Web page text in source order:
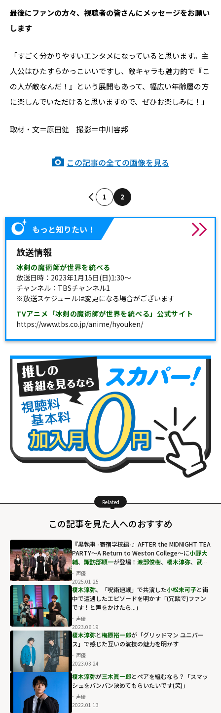
――最後にファンの方々、視聴者の皆さんにメッセージをお願い
します
「すごく分かりやすいエンタメになっていると思います。主
人公はひたすらかっこいいですし、敵キャラも魅力的で『こ
の人が敵なんだ！』という展開もあって、幅広い年齢層の方
に楽しんでいただけると思いますので、ぜひお楽しみに！」
取材・文＝原田健 撮影＝中川容邦
この記事の全ての画像を見る
1 2
もっと知りたい！
放送情報
冰剣の魔術師が世界を統べる
放送日時：2023年1月15日(日)1:30～
チャンネル：TBSチャンネル1
※放送スケジュールは変更になる場合がございます
TVアニメ「冰剣の魔術師が世界を統べる」公式サイト
https://www.tbs.co.jp/anime/hyouken/
Related
この記事を見た人へのおすすめ
『黒執事 -寄宿学校編-』AFTER the MIDNIGHT TEA
PARTY～A Return to Weston College～に小野大
輔、 諏訪部順一が登場！ 渡部俊樹、 榎木淳弥、 武内
駿輔、
声優
2025.01.25
榎木淳弥、「呪術廻戦」で共演した小松未可子と街
中で遭遇したエピソードを明かす「(冗談で)ファン
です！と声をかけたら...」
声優
2023.06.19
榎木淳弥と梅原裕一郎が「グリッドマン ユニバー
ス」で感じた互いの演技の魅力を明かす
声優
2023.03.24
榎木淳弥が三木眞一郎とペアを組むなら？「スマッ
シュをバンバン決めてもらいたいです(笑)」
声優
2022.01.13